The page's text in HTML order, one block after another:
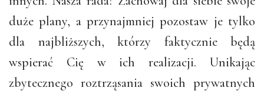
duże plany, a przynajmniej pozostaw je tylko
dla najbliższych, którzy faktycznie będą
wspierać Cię w ich realizacji. Unikając
zbytecznego roztrząsania swoich prywatnych